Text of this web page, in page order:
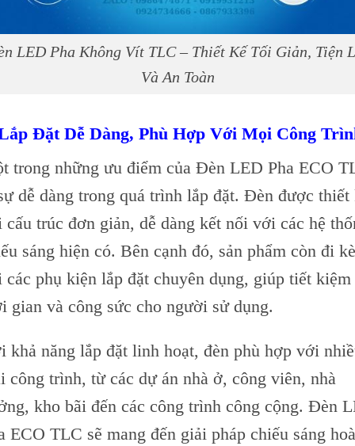
LED Pha Không Vít TLC – Thiết Kế Tối Giản, Tiện
Và An Toàn
Đặt Dễ Dàng, Phù Hợp Với Mọi Công
trong những ưu điểm của Đèn LED Pha ECO
dễ dàng trong quá trình lắp đặt. Đèn được thiết
cấu trúc đơn giản, dễ dàng kết nối với các hệ
sáng hiện có. Bên cạnh đó, sản phẩm còn đi
các phụ kiện lắp đặt chuyên dụng, giúp tiết kiệm
gian và công sức cho người sử dụng.
khả năng lắp đặt linh hoạt, đèn phù hợp với
công trình, từ các dự án nhà ở, công viên, nhà
kho bãi đến các công trình công cộng. Đèn
ECO TLC sẽ mang đến giải pháp chiếu sáng